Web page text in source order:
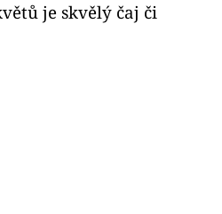
je skvělý čaj či